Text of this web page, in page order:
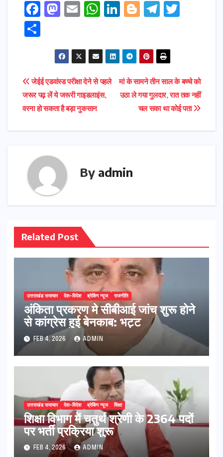
F
o
o
M
t
d
o
E
l
W
ts
p
Li
e
n
Bl
g
r
T
gr
m r
ar
e
Post
navigation
मां के सामने तीन साल के बच्चे को
उठा ले गया गुलदार, रात तक नहीं
चल सका था कोई पता
जेईई एडवांस्ड परीक्षा देने से पहले
जरूर पढ़ लें ये जरूरी गाइडलाइंस,
वरना हो सकता है बड़ा नुकसान
By admin
Related Post
उत्तराखंड समाचार देश-विदेश ब्रेकिंग न्यूज राजनीति
अंकिता प्रकरण मे सीबीआई जांच शुरू होने
से कांग्रेस हुई बेनकाब: भट्ट
FEB 4, 2026 ADMIN
उत्तराखंड समाचार देश-विदेश ब्रेकिंग न्यूज शिक्षा
शिक्षा विभाग में चतुर्थ श्रेणी के 2364 पदों
पर भर्ती प्रक्रिया शुरू
FEB 4, 2026 ADMIN